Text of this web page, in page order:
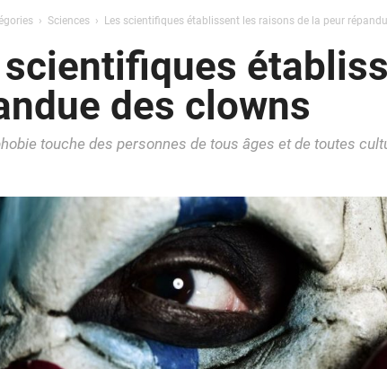
Sciences Les scientifiques établissent les raisons de la peur
scientifiques
des clowns
touche des personnes de tous âges et de toutes